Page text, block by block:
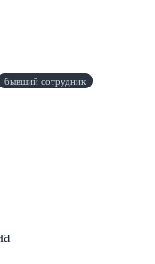
бывший сотрудник